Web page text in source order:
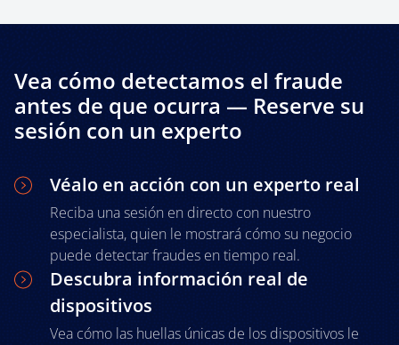
Vea cómo detectamos el fraude
antes de que ocurra — Reserve su
sesión con un experto
Véalo en acción con un experto real
Reciba una sesión en directo con nuestro
especialista, quien le mostrará cómo su negocio
puede detectar fraudes en tiempo real.
Descubra información real de
dispositivos
Vea cómo las huellas únicas de los dispositivos le